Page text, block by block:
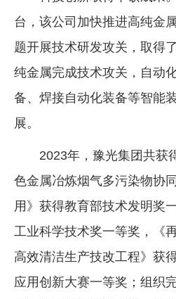
台，该公司加快推进高纯金
题开展技术研发攻关，取得
纯金属完成技术攻关，自动
备、焊接自动化装备等智能
展。
2023年，豫光集团共获
色金属冶炼烟气多污染物协
用》获得教育部技术发明奖
工业科学技术奖一等奖，《
高效清洁生产技改工程》获
应用创新大赛一等奖；组织